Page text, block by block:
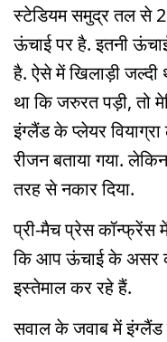
स्टेडियम समुद्र तल से
ऊंचाई पर है. इतनी
है. ऐसे में खिलाड़ी
था कि जरुरत पड़ी, तो
इंग्लैंड के प्लेयर
रीजन बताया गया.
तरह से नकार दिया.
प्री-मैच प्रेस कॉन्फ्रेंस
कि आप ऊंचाई के असर
इस्तेमाल कर रहे हैं.
सवाल के जवाब में